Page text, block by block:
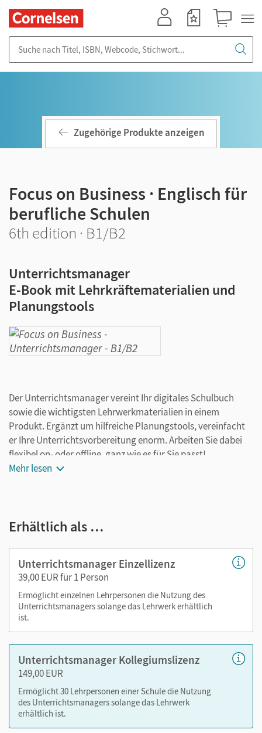
Zugehörige Produkte anzeigen
Focus on Business · Englisch für
berufliche Schulen
6th edition · B1/B2
Unterrichtsmanager
E-Book mit Lehrkräftematerialien und
Planungstools
Der Unterrichtsmanager vereint Ihr digitales Schulbuch
sowie die wichtigsten Lehrwerkmaterialien in einem
Produkt. Ergänzt um hilfreiche Planungstools, vereinfacht
er Ihre Unterrichtsvorbereitung enorm. Arbeiten Sie dabei
flexibel on- oder offline, ganz wie es für Sie passt!
Workbook als E-Book
über lernen.cornelsen.de den Schüler/-innen direkt
zugewiesen werden können
Unit-Übersichten (PDF)
Materialienübersichten (Excel)
Methodenhinweise (PDF)
didaktische Hinweise
Transkripte (Word/PDF)
Videoskripte (Word/PDF)
Video-Worksheets (Word)
Lösungen zum Schulbuch (PDF)
alternative Einstiege (PPT)
editierbare Arbeitsblätter (Word)
Mehr lesen
Erhältlich als …
Unterrichtsmanager Einzellizenz
39,00 EUR für 1 Person
Ermöglicht einzelnen Lehrpersonen die Nutzung des
Unterrichtsmanagers solange das Lehrwerk erhältlich
ist.
Unterrichtsmanager Kollegiumslizenz
149,00 EUR
Ermöglicht 30 Lehrpersonen einer Schule die Nutzung
des Unterrichtsmanagers solange das Lehrwerk
erhältlich ist.